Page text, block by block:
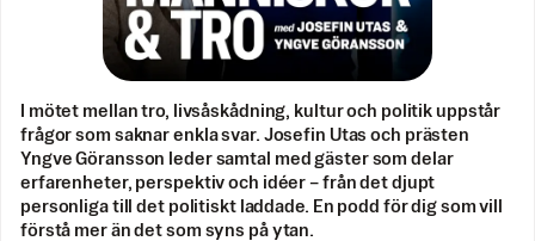
I mötet mellan tro, livsåskådning, kultur och politik uppstår
frågor som saknar enkla svar. Josefin Utas och prästen
Yngve Göransson leder samtal med gäster som delar
erfarenheter, perspektiv och idéer – från det djupt
personliga till det politiskt laddade. En podd för dig som vill
förstå mer än det som syns på ytan.